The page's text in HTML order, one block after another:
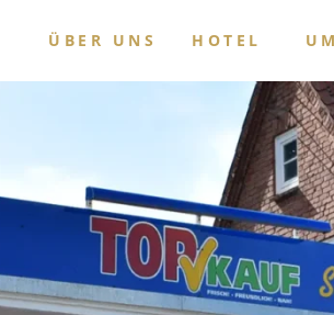
ÜBER UNS HOTEL